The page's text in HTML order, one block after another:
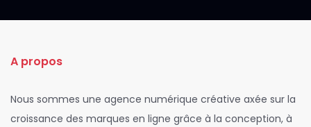
A propos
Nous sommes une agence numérique créative axée sur la
croissance des marques en ligne grâce à la conception, à